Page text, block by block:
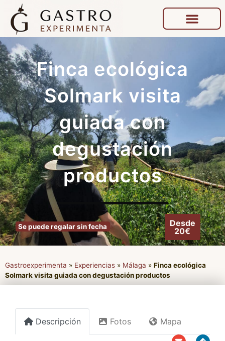
Finca ecológica
Solmark visita
guiada con
degustación
productos
Se puede regalar sin fecha
Desde
20€
Gastroexperimenta » Experiencias » Málaga » Finca ecológica
Solmark visita guiada con degustación productos
Descripción Fotos Mapa